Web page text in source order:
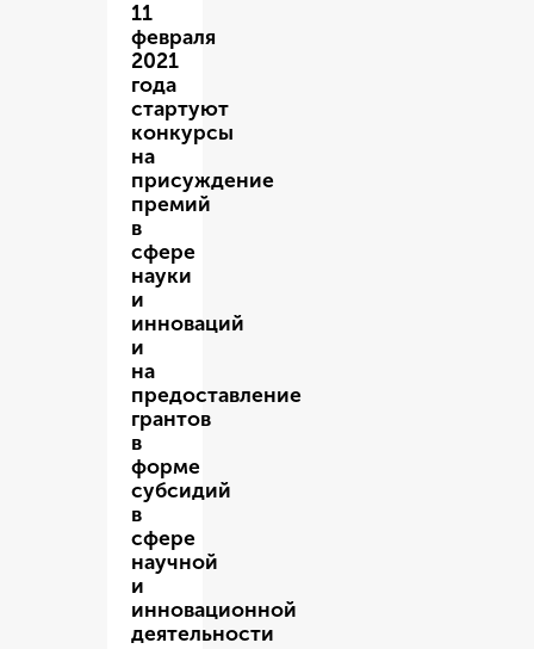
11
февраля
2021
года
стартуют
конкурсы
на
присуждение
премий
в
сфере
науки
и
инноваций
и
на
предоставление
грантов
в
форме
субсидий
в
сфере
научной
и
инновационной
деятельности